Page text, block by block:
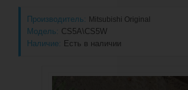
Производитель: Mitsubishi Original
Модель: CS5A\CS5W
Наличие: Есть в наличии